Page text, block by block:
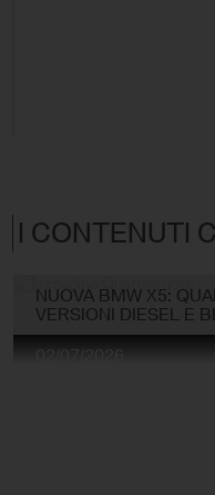
I CONTENUTI
NUOVA BMW X5:
VERSIONI DIESEL E